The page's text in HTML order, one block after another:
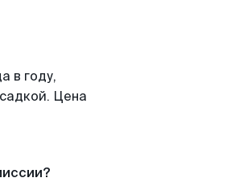
в году,
Цена